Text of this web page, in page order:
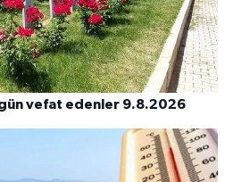
vefat edenler 9.8.2026